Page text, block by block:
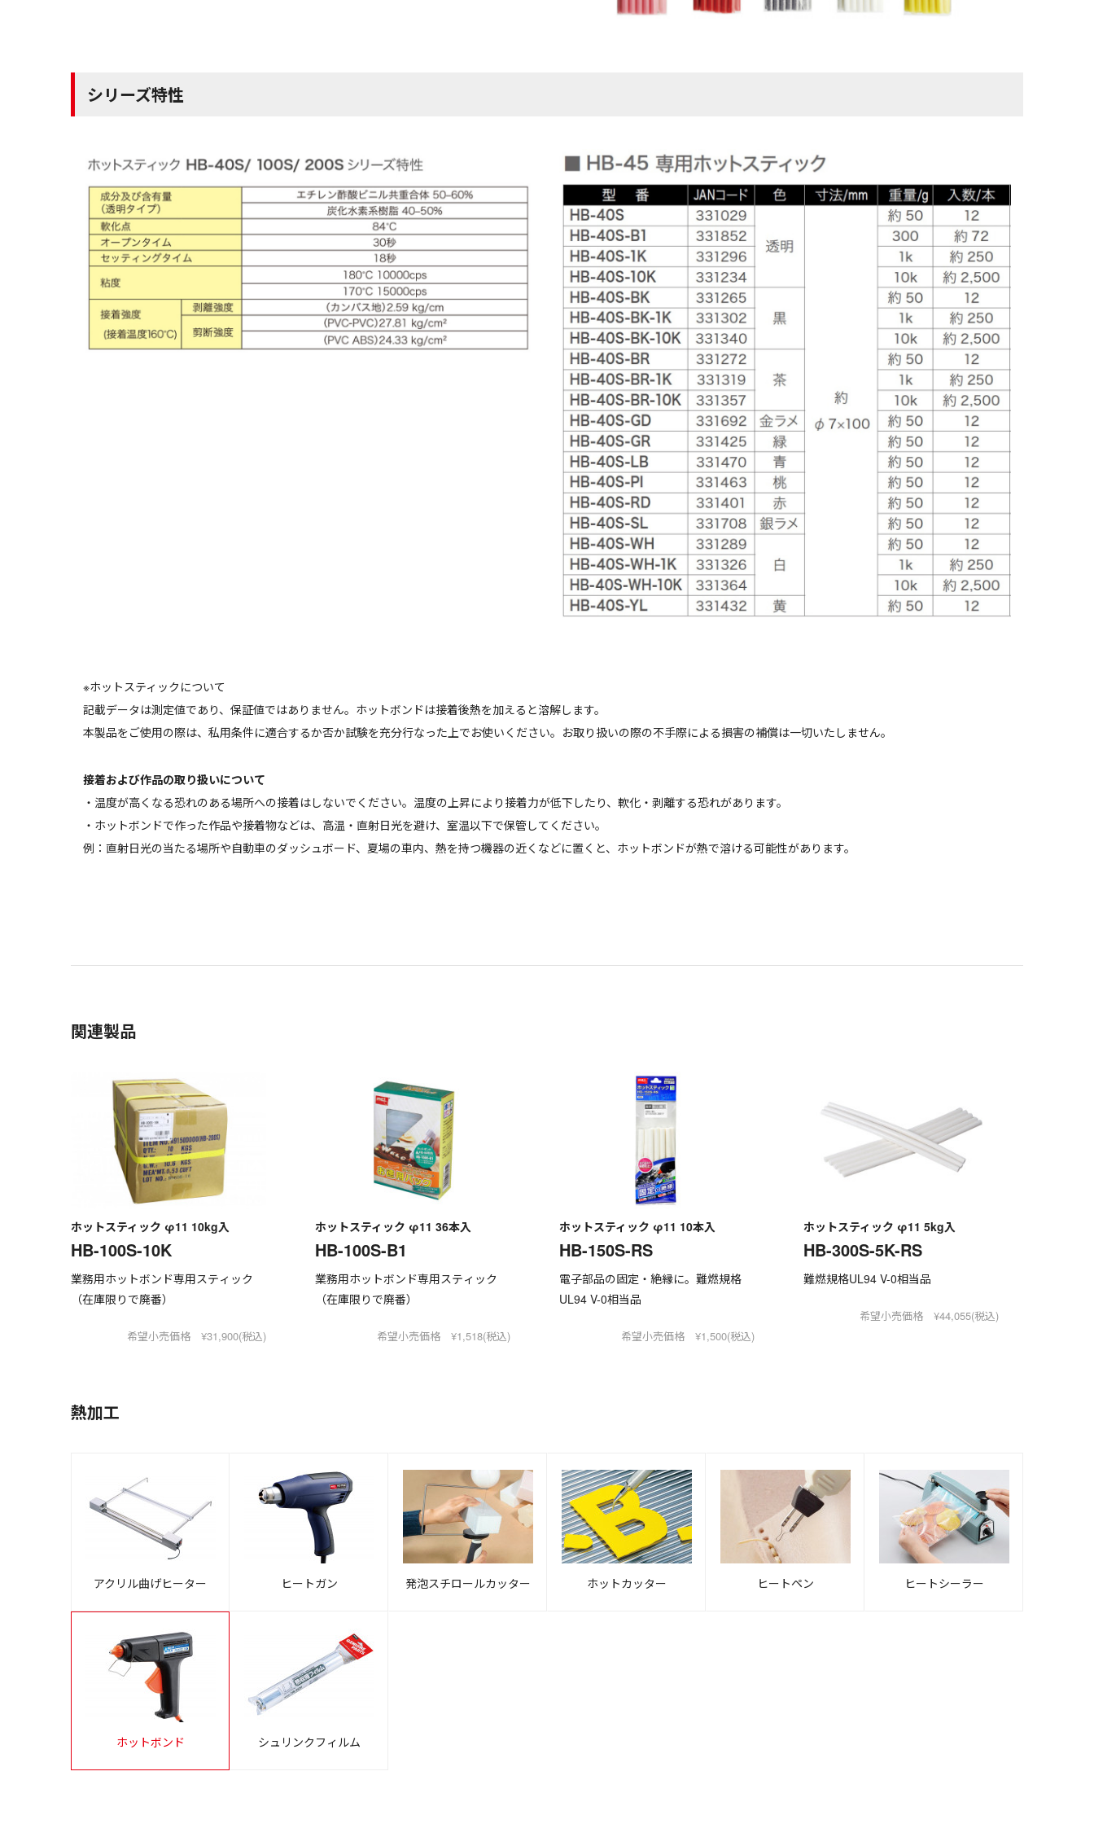
シリーズ特性
※ホットスティックについて
記載データは測定値であり、保証値ではありません。ホットボンドは接着後熱を加えると溶解します。
本製品をご使用の際は、私用条件に適合するか否か試験を充分行なった上でお使いください。お取り扱いの際の不手際による損害の補償は一切いたしません。
接着および作品の取り扱いについて
・温度が高くなる恐れのある場所への接着はしないでください。温度の上昇により接着力が低下したり、軟化・ 剥離する恐れがあります。
・ホットボンドで作った作品や接着物などは、高温・ 直射日光を避け、室温以下で保管してください。
例：直射日光の当たる場所や自動車のダッシュボード、 夏場の車内、熱を持つ機器の近くなどに置くと、 ホットボンドが熱で溶ける可能性があります。
関連製品
ホットスティック φ11 10kg入
HB-100S-10K
業務用ホットボンド専用スティック
（在庫限りで廃番）
希望小売価格 ¥31,900(税込)
ホットスティック φ11 36本入
HB-100S-B1
業務用ホットボンド専用スティック
（在庫限りで廃番）
希望小売価格 ¥1,518(税込)
ホットスティック φ11 10本入
HB-150S-RS
電子部品の固定・絶縁に。難燃規格
UL94 V-0相当品
希望小売価格 ¥1,500(税込)
ホットスティック φ11 5kg入
HB-300S-5K-RS
難燃規格UL94 V-0相当品
希望小売価格 ¥44,055(税込)
熱加工
アクリル曲げヒーター ヒートガン 発泡スチロールカッター ホットカッター ヒートペン ヒートシーラー
ホットボンド シュリンクフィルム